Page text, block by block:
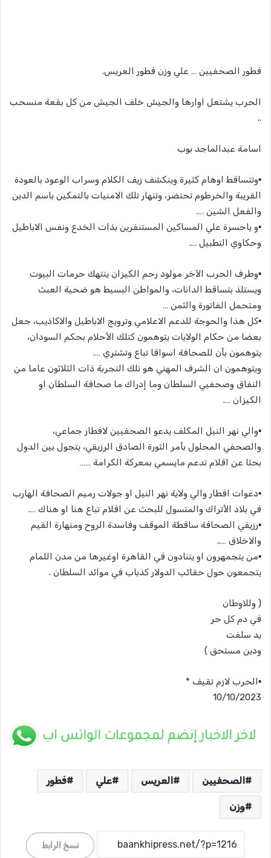
فطور الصحفيين … علي وزن فطور العريس.
الحرب يشتعل اوارها والجيش خلف الجيش من كل بقعة منسحب
..
اسامة عبدالماجد بوب
▪️وتتساقط اوهام كثيرة وينكشف زيف الكلام وسراب الوعود بالعودة
القريبة والخرطوم تحتضر، وتنهار تلك الامنيات بالتمكين باسم الدين
والفعل الشين ….
▪️و ياحسرة علي المساكين المستنفرين بذات الخدع ونفس الاباطيل
وحكاوي التطبيل ….
▪️وطرف الحرب الآخر مولود رحم الكيزان ينتهك حرمات البيوت
ويستلذ بتساقط الدانات، والمواطن البسيط هو ضحية العبث
ومتحمل الفاتورة والثمن …
▪️كل هذا والحوجة للدعم الاعلامي وترويج الاباطيل والاكاذيب، جعل
بعضا من حكام الولايات يتوهمون كتلك الأحلام بحكم السودان،
يتوهمون بأن للصحافة اسواقا تباع وتشتري ….
ويتوهمون ان الشرف المهني هو تلك التجربة ذات الثلاثون عاما من
النفاق وصحفيي السلطان وما إدراك ما صحافة السلطان او
الكيزان ….
▪️والي نهر النيل المكلف يدعو الصحفيين لافطار جماعي،
والصحفي المحلول بأمر الثورة الصادق الرزيقي، يتجول بين الدول
بحثا عن اقلام تدعم مايسمي بمعركة الكرامة ……
▪️دعوات افطار والي ولاية نهر النيل او جولات رميم الصحافة الهارب
في بلاد الأتراك والمتسول للبحث عن اقلام تباع هنا او هناك ….
▪️رزيقي الصحافة ساقطة الموقف وفاسدة الروح ومنهارة القيم
والاخلاق …..
▪️من يتجمهرون او يتنادون في القاهرة اوغيرها من مدن اللمام
يتجمعون حول حقائب الدولار كذباب في موائد السلطان .
( وللاوطان
في دم كل حر
يد سلفت
ودين مستحق )
▪️الحرب لازم تقيف *
10/10/2023
الصحفيين العريس علي فطور
وزن
نسخ الرابط